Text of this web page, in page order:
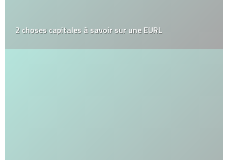
2 choses capitales à savoir sur une EURL